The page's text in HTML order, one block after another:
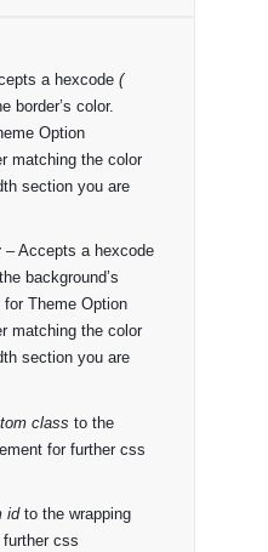
a hexcode(
border’s color.
Option
matching the color
section you are
– Accepts a hexcode
background’s
Theme Option
matching the color
section you are
class to the
for further css
idto the wrapping
css